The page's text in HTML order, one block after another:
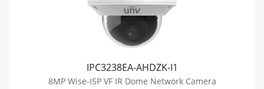
IPC3238EA-AHDZK-I1
8MP Wise-ISP VF IR Dome Network Camera